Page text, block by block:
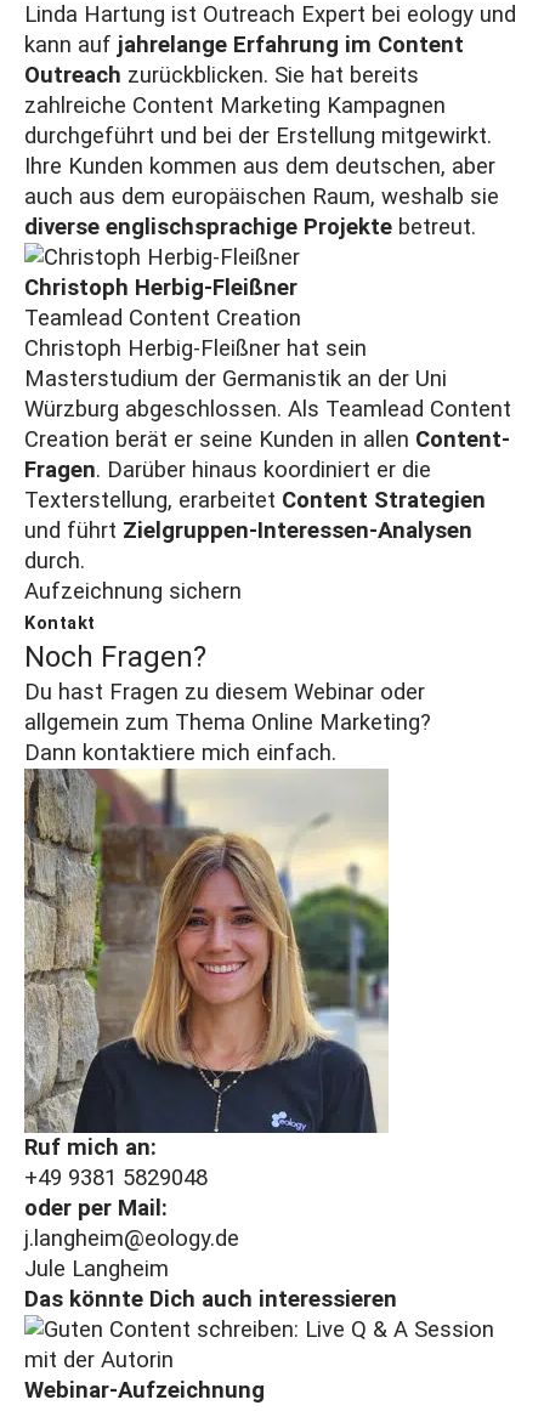
Linda Hartung ist Outreach Expert bei eology und
kann auf jahrelange Erfahrung im Content
Outreach zurückblicken. Sie hat bereits
zahlreiche Content Marketing Kampagnen
durchgeführt und bei der Erstellung mitgewirkt.
Ihre Kunden kommen aus dem deutschen, aber
auch aus dem europäischen Raum, weshalb sie
diverse englischsprachige Projekte betreut.
Christoph Herbig-Fleißner
Teamlead Content Creation
Christoph Herbig-Fleißner hat sein
Masterstudium der Germanistik an der Uni
Würzburg abgeschlossen. Als Teamlead Content
Creation berät er seine Kunden in allen Content-
Fragen. Darüber hinaus koordiniert er die
Texterstellung, erarbeitet Content Strategien
und führt Zielgruppen-Interessen-Analysen
durch.
Aufzeichnung sichern
Kontakt
Noch Fragen?
Du hast Fragen zu diesem Webinar oder
allgemein zum Thema Online Marketing?
Dann kontaktiere mich einfach.
Ruf mich an:
+49 9381 5829048
oder per Mail:
j.langheim@eology.de
Jule Langheim
Das könnte Dich auch interessieren
Webinar-Aufzeichnung